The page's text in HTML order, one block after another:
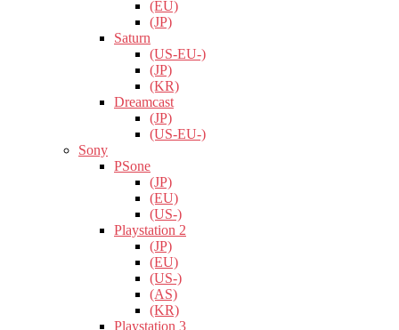
(EU)
(JP)
Saturn
(US-EU-)
(JP)
(KR)
Dreamcast
(JP)
(US-EU-)
Sony
PSone
(JP)
(EU)
(US-)
Playstation 2
(JP)
(EU)
(US-)
(AS)
(KR)
Playstation 3